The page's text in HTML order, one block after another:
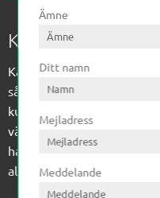
Kagon AB
Kagon har sedan 1972
sågverksindustrin och
kunskap med
vägen fram till
har vi ett komplement
allt ifrån slangtillverkning
Ämne
Ditt namn
Mejladress
Meddelande